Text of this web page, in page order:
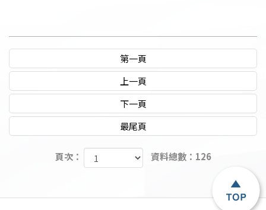
第一頁
上一頁
下一頁
最尾頁
頁次： 資料總數：126